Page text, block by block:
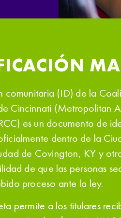
comunitaria (ID) de la
Cincinnati (Metropolitan
es un documento de
dentro de la
de Covington, KY y
de que las personas
proceso ante la ley.
permite a los titulares